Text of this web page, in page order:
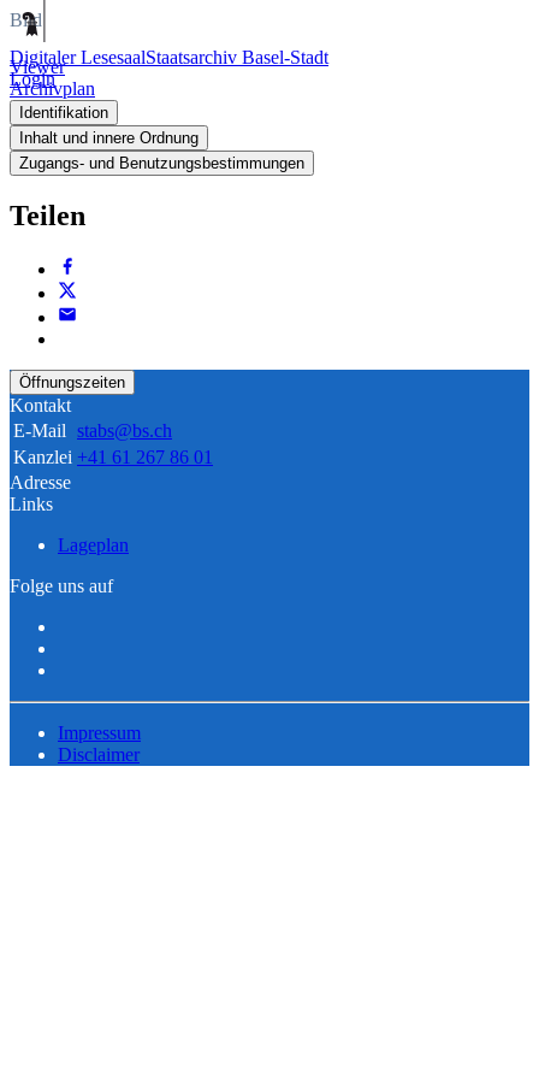
Digitaler LesesaalStaatsarchiv Basel-Stadt
Login
Bild
Viewer
Archivplan
Identifikation
Inhalt und innere Ordnung
Zugangs- und Benutzungsbestimmungen
Teilen
Öffnungszeiten
Kontakt
E-Mail stabs@bs.ch
Kanzlei +41 61 267 86 01
Adresse
Links
Lageplan
Folge uns auf
Impressum
Disclaimer